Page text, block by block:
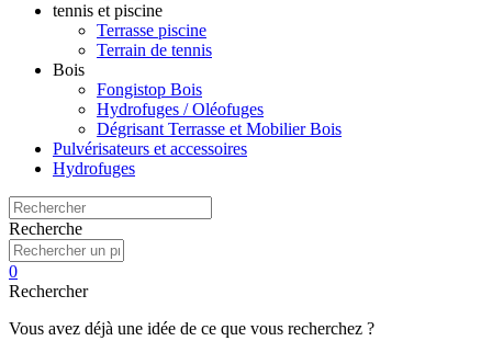
tennis et piscine
Terrasse piscine
Terrain de tennis
Bois
Fongistop Bois
Hydrofuges / Oléofuges
Dégrisant Terrasse et Mobilier Bois
Pulvérisateurs et accessoires
Hydrofuges
Recherche
0
Rechercher
Vous avez déjà une idée de ce que vous recherchez ?